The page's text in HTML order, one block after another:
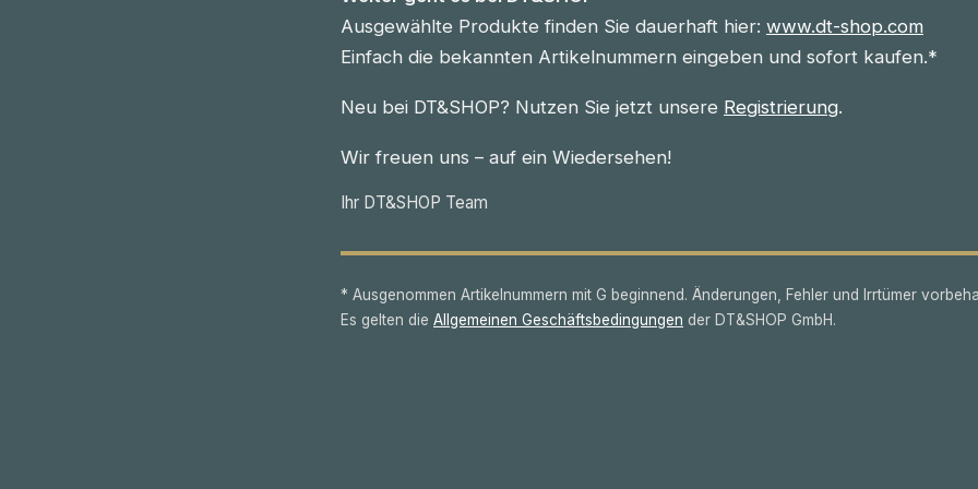
Ausgewählte Produkte finden Sie dauerhaft hier: www.dt-shop.com
Einfach die bekannten Artikelnummern eingeben und sofort kaufen.*
Neu bei DT&SHOP? Nutzen Sie jetzt unsere Registrierung.
Wir freuen uns – auf ein Wiedersehen!
Ihr DT&SHOP Team
* Ausgenommen Artikelnummern mit G beginnend. Änderungen, Fehler und Irrtümer
Es gelten die Allgemeinen Geschäftsbedingungen der DT&SHOP GmbH.